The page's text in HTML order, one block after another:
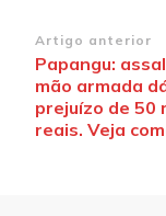
de
post
Artigo anterior
Papangu:
mão armada
prejuízo de 50
reais. Veja